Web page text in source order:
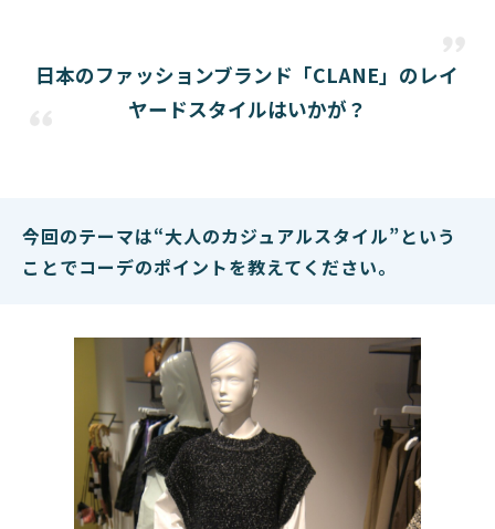
日本のファッションブランド「CLANE」のレイ
ヤードスタイルはいかが？
今回のテーマは“大人のカジュアルスタイル”という
ことでコーデのポイントを教えてください。